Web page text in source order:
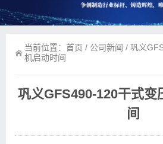
当前位置： 首页 / 公司新闻 / 巩义
机启动时间
巩义GFS490-120干式变
间